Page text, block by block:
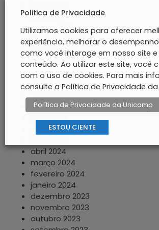
abril 2025
março 2025
fevereiro 2025
janeiro 2025
dezembro 2024
novembro 2024
outubro 2024
setembro 2024
agosto 2024
julho 2024
junho 2024
abril 2024
março 2024
fevereiro 2024
janeiro 2024
dezembro 2023
novembro 2023
outubro 2023
Politica de Privacidade
Utilizamos cookies para oferecer
experiência, melhorar o
como você interage em nosso site
conteúdo. Ao utilizar este site, você
com o uso de cookies. Para mais
consulte a Política de Privacidade
Política de Privacidade da Unicamp
ESTOU CIENTE